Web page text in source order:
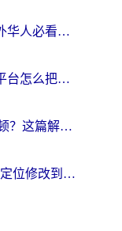
老挝怎么打不开鄂汇办？海外华人必看的回国加速全攻略（附欧洲杯小说流畅技巧）
在泰国用全国信用信息共享平台怎么把定位修改到中国国内？海外党解决国内服务访问难题的实用指南
在国外玩NBA篮球大师总卡顿？这篇解决你所有海外看国内内容的烦恼
在澳大利亚用荔枝FM怎么把定位修改到中国国内？海外华人必看的内容访问指南